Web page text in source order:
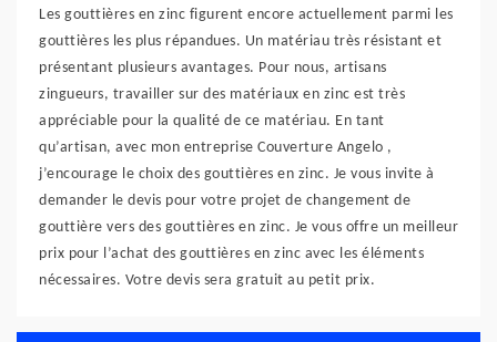
Les gouttières en zinc figurent encore actuellement parmi les
gouttières les plus répandues. Un matériau très résistant et
présentant plusieurs avantages. Pour nous, artisans
zingueurs, travailler sur des matériaux en zinc est très
appréciable pour la qualité de ce matériau. En tant
qu’artisan, avec mon entreprise Couverture Angelo ,
j’encourage le choix des gouttières en zinc. Je vous invite à
demander le devis pour votre projet de changement de
gouttière vers des gouttières en zinc. Je vous offre un meilleur
prix pour l’achat des gouttières en zinc avec les éléments
nécessaires. Votre devis sera gratuit au petit prix.